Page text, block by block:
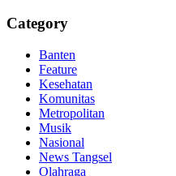
Category
Banten
Feature
Kesehatan
Komunitas
Metropolitan
Musik
Nasional
News Tangsel
Olahraga